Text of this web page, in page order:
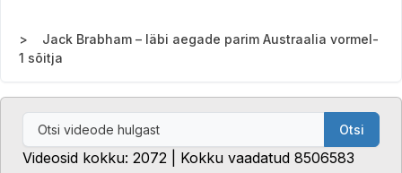
Jack Brabham – läbi aegade parim Austraalia vormel-
1 sõitja
Otsi
Videosid kokku: 2072 | Kokku vaadatud 8506583